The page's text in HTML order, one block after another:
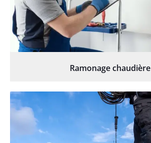
Ramonage chaudière